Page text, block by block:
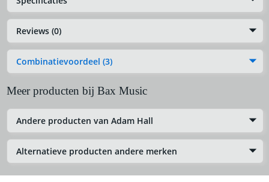
Reviews (0)
Combinatievoordeel (3)
Meer producten bij Bax Music
Andere producten van Adam Hall
Alternatieve producten andere merken